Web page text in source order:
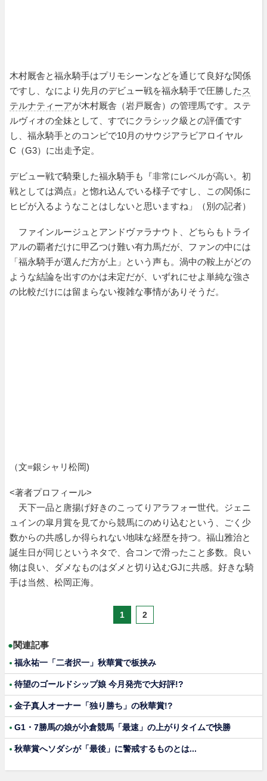
木村厩舎と福永騎手はプリモシーンなどを通じて良好な関係
ですし、なにより先月のデビュー戦を福永騎手で圧勝した ス
テルナティーアが木村厩舎（岩戸厩舎）の管理馬です。ステ
ルヴィオの全妹として、すでにクラシック級との評価です
し、福永騎手とのコンビで10月のサウジアラビアロイヤル
C（G3）に出走予定。
デビュー戦で騎乗した福永騎手も『非常にレベルが高い。初
戦としては満点』と惚れ込んでいる様子ですし、この関係に
ヒビが入るようなことはしないと思いますね」（別の記者）
ファインルージュとアンドヴァラナウト、どちらもトライ
アルの覇者だけに甲乙つけ難い有力馬だが、ファンの中には
「福永騎手が選んだ方が上」という声も。渦中の鞍上がどの
ような結論を出すのかは未定だが、いずれにせよ単純な強さ
の比較だけには留まらない複雑な事情がありそうだ。
（文=銀シャリ松岡)
<著者プロフィール>
天下一品と唐揚げ好きのこってりアラフォー世代。ジェニ
ュインの皐月賞を見てから競馬にのめり込むという、ごく少
数からの共感しか得られない地味な経歴を持つ。福山雅治と
誕生日が同じというネタで、合コンで滑ったこと多数。良い
物は良い、ダメなものはダメと切り込むGJに共感。好きな騎
手は当然、松岡正海。
1 2
●関連記事
福永祐一「二者択一」秋華賞で板挟み
待望のゴールドシップ娘 今月発売で大好評!?
金子真人オーナー「独り勝ち」の秋華賞!?
G1・7勝馬の娘が小倉競馬「最速」の上がりタイムで快勝
秋華賞へソダシが「最後」に警戒するものとは...